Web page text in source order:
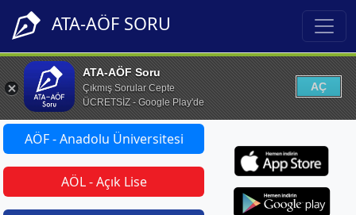
ATA-AÖF SORU
ATA-AÖF Soru
Çıkmış Sorular Cepte
ÜCRETSİZ - Google Play'de
AÇ
AÖF - Anadolu Üniversitesi
AÖL - Açık Lise